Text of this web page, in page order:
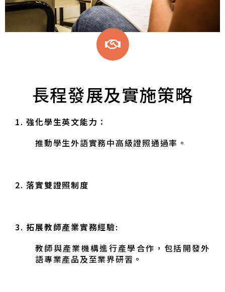
長程發展及實施策略
1.強化學生英文能力：
推動學生外語實務中高級證照通過率。
2.落實雙證照制度
3.拓展教師產業實務經驗:
教師與產業機構進行產學合作，包括開發外
語專業產品及至業界研習 。